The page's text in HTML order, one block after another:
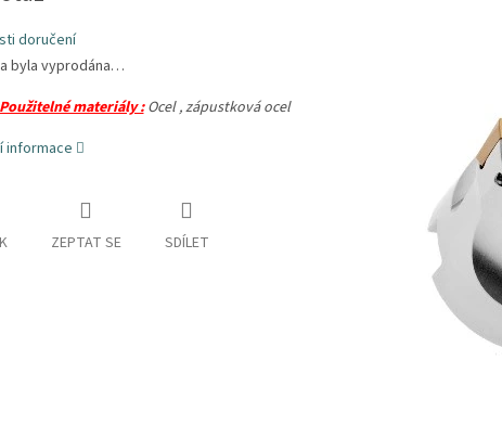
doručení
byla vyprodána…
materiály : Ocel , zápustková ocel
informace
ZEPTAT SE SDÍLET